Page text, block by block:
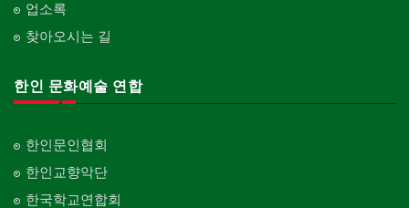
업소록
찾아오시는 길
한인 문화예술 연합
한인문인협회
한인교향악단
한국학교연합회